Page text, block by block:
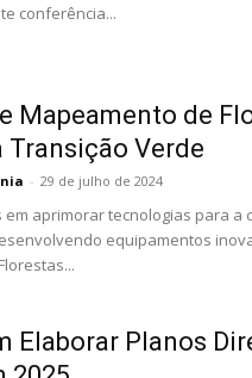
conferência...
Mapeamento de
Transição Verde
- 29 de julho de 2024
aprimorar tecnologias para a
equipamentos
Elaborar Planos